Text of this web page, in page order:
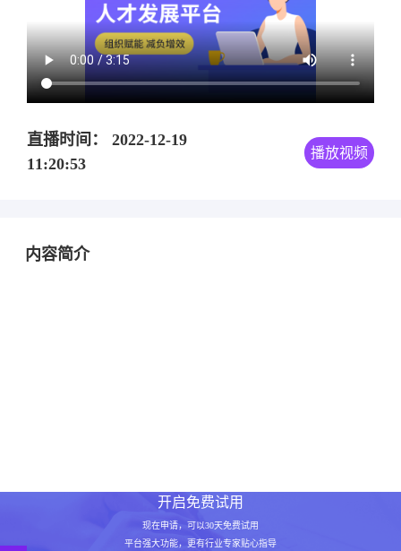
直播时间： 2022-12-19
11:20:53
播放视频
内容简介
开启免费试用
现在申请，可以30天免费试用
平台强大功能，更有行业专家贴心指导